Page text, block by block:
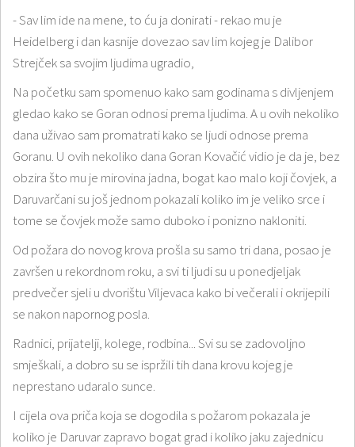
- Sav lim ide na mene, to ću ja donirati - rekao mu je
Heidelberg i dan kasnije dovezao sav lim kojeg je Dalibor
Strejček sa svojim ljudima ugradio,
Na početku sam spomenuo kako sam godinama s divljenjem
gledao kako se Goran odnosi prema ljudima. A u ovih nekoliko
dana uživao sam promatrati kako se ljudi odnose prema
Goranu. U ovih nekoliko dana Goran Kovačić vidio je da je, bez
obzira što mu je mirovina jadna, bogat kao malo koji čovjek, a
Daruvarčani su još jednom pokazali koliko im je veliko srce i
tome se čovjek može samo duboko i ponizno nakloniti.
Od požara do novog krova prošla su samo tri dana, posao je
završen u rekordnom roku, a svi ti ljudi su u ponedjeljak
predvečer sjeli u dvorištu Viljevaca kako bi večerali i okrijepili
se nakon napornog posla.
Radnici, prijatelji, kolege, rodbina... Svi su se zadovoljno
smješkali, a dobro su se ispržili tih dana krovu kojeg je
neprestano udaralo sunce.
I cijela ova priča koja se dogodila s požarom pokazala je
koliko je Daruvar zapravo bogat grad i koliko jaku zajednicu